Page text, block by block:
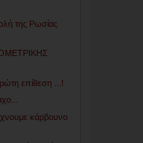
της Ρωσίας
επίθεση ...!
κάρβουνο